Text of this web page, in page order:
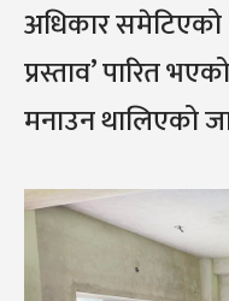
अधिकार समेटिएको
प्रस्ताव’ पारित
मनाउन थालिएको